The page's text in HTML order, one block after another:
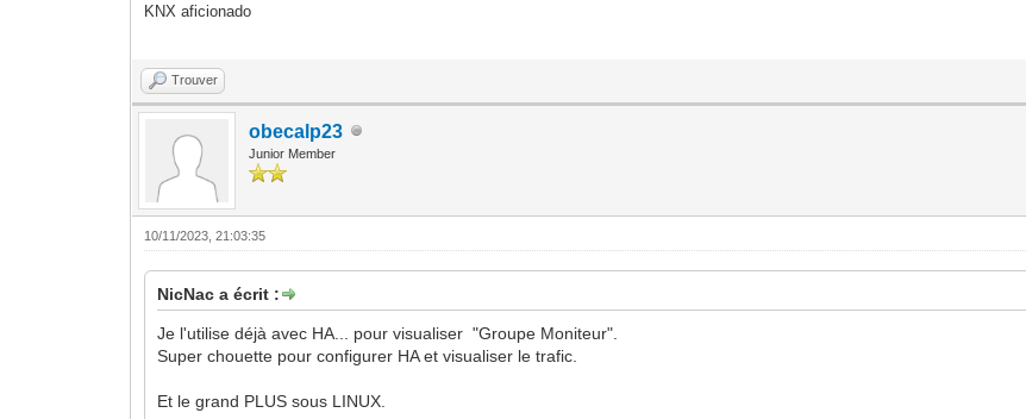
KNX aficionado
Trouver
obecalp23
Junior Member
10/11/2023, 21:03:35
NicNac a écrit :
Je l'utilise déjà avec HA... pour visualiser "Groupe Moniteur".
Super chouette pour configurer HA et visualiser le trafic.
Et le grand PLUS sous LINUX.